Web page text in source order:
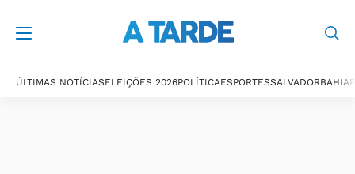
ÚLTIMAS NOTÍCIASELEIÇÕES 2026POLÍTICAESPORTESSALVADORBAHIA